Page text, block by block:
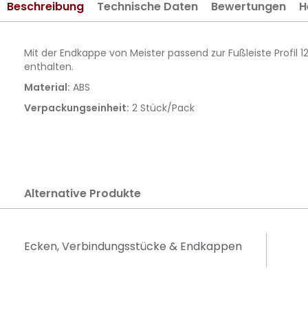
springen
Beschreibung
Mit der Endkappe von Meister passend zur Fußleiste Profil
enthalten.
Material: ABS
Verpackungseinheit: 2 Stück/Pack
Technische Daten Bewertungen
Alternative Produkte
Ecken, Verbindungsstücke & Endkappen